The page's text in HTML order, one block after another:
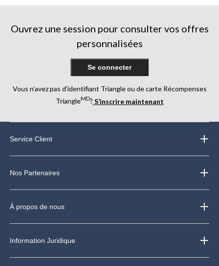
25
27
Ouvrez une session pour consulter vos offres
personnalisées
Se connecter
Vous n’avez pas d’identifiant Triangle ou de carte Récompenses
TriangleMD? S’inscrire maintenant
Service Client
Nos Partenaires
À propos de nous
Information Juridique